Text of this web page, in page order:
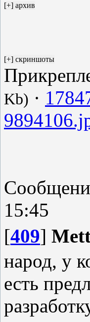
Kb) ·
15:45
[409]
народ, у
есть